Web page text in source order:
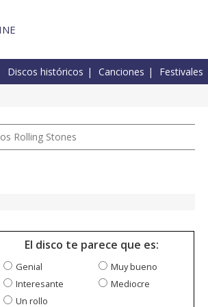
Discos históricos Canciones Festivales
Rolling Stones
El disco te parece que es:
Genial
Muy bueno
Interesante
Mediocre
Un rollo